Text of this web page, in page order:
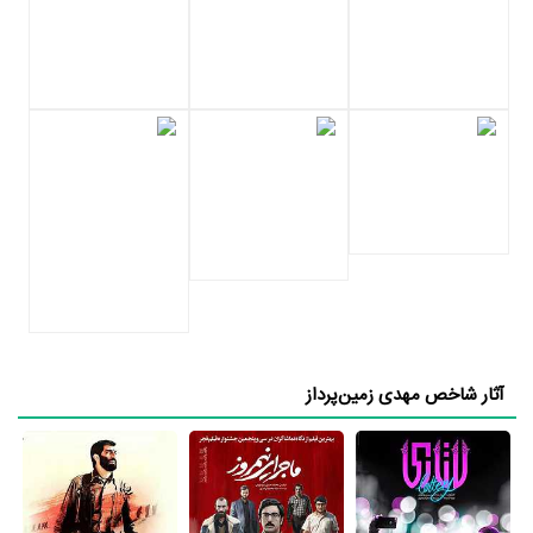
اینستاگرام را از تاریخ 1396/03/25 شروع کرده است و تاکنون برای اولین
به صفحه هر یک از آثار مهدی زمین‌پرداز در منظوم سر بزنید. همه 6 اثر
مهم مهدی زمین‌پرداز در منظوم یک پروفایل اختصاصی دارند که اطلاعات
کامل معرفی آنها تهیه شده است. امتیازی که هر یک از آثار مهدی
زمین‌پرداز در منظوم دارند، نمره و امتیازی است که مردم از یک تا ده به آنها
آثار شاخص مهدی زمین‌پرداز